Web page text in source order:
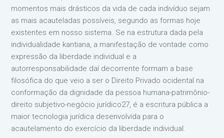
momentos mais drásticos da vida de cada indivíduo sejam
as mais acauteladas possíveis, segundo as formas hoje
existentes em nosso sistema. Se na estrutura dada pela
individualidade kantiana, a manifestação de vontade como
expressão da liberdade individual e a
autorresponsabilidade daí decorrente formam a base
filosófica do que veio a ser o Direito Privado ocidental na
conformação da dignidade da pessoa humana-patrimônio-
direito subjetivo-negócio jurídico27, é a escritura pública a
maior tecnologia jurídica desenvolvida para o
acautelamento do exercício da liberdade individual.